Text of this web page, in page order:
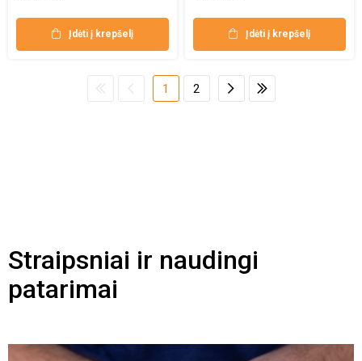
Įdėti į krepšelį Įdėti į krepšelį
1 2
Straipsniai ir naudingi
patarimai